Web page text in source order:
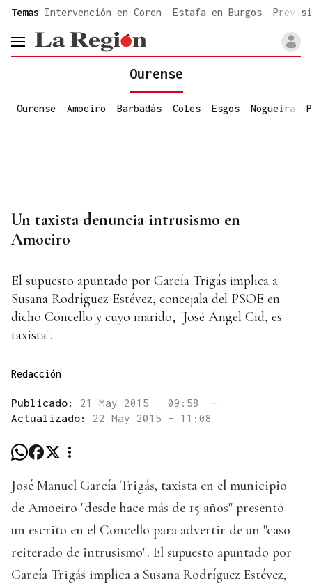
common.go-to-content
Temas Intervención en Coren Estafa en Burgos
header.menu.open
Ourense
Ourense Amoeiro Barbadás Coles Esgos Nogueira
Un taxista denuncia intrusismo en
Amoeiro
El supuesto apuntado por García Trigás implica a
Susana Rodríguez Estévez, concejala del PSOE en
dicho Concello y cuyo marido, "José Ángel Cid, es
taxista".
Redacción
Publicado: 21 May 2015 - 09:58
—
Actualizado: 22 May 2015 - 11:08
José Manuel García Trigás, taxista en el municipio
de Amoeiro "desde hace más de 15 años" presentó
un escrito en el Concello para advertir de un "caso
reiterado de intrusismo". El supuesto apuntado por
García Trigás implica a Susana Rodríguez Estévez,